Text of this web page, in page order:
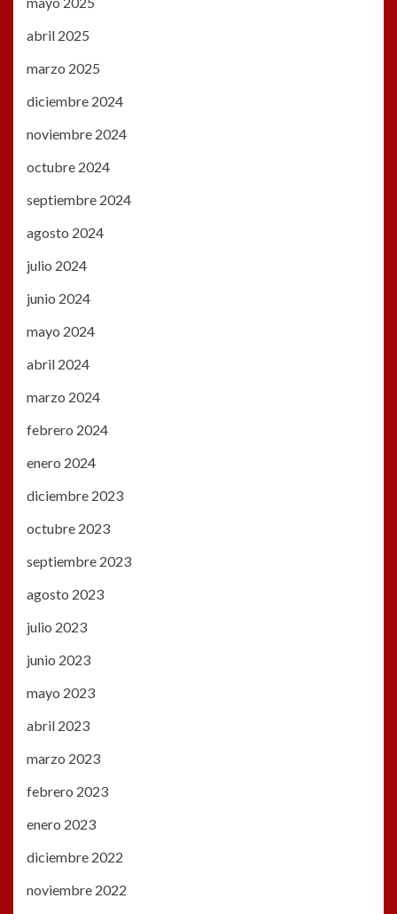
abril 2025
marzo 2025
diciembre 2024
noviembre 2024
octubre 2024
septiembre 2024
agosto 2024
julio 2024
junio 2024
mayo 2024
abril 2024
marzo 2024
febrero 2024
enero 2024
diciembre 2023
octubre 2023
septiembre 2023
agosto 2023
julio 2023
junio 2023
mayo 2023
abril 2023
marzo 2023
febrero 2023
enero 2023
diciembre 2022
noviembre 2022